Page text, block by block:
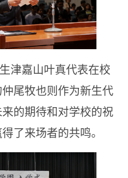
津嘉山叶真代表在校
尾牧也则作为新生代
的期待和对学校的祝
了来场者的共鸣。